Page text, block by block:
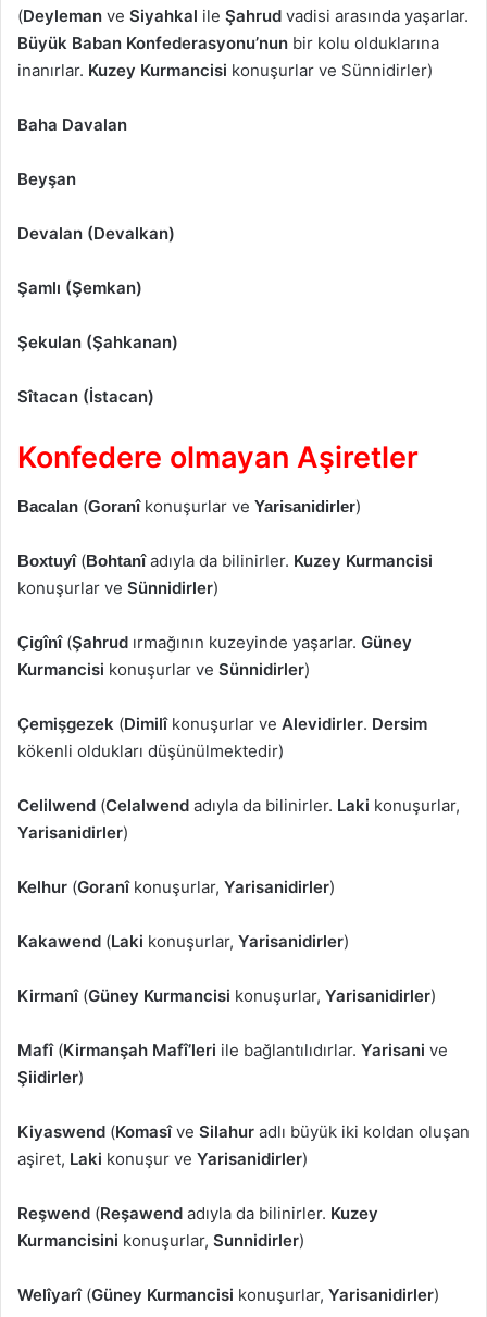
(Deyleman ve Siyahkal ile Şahrud vadisi arasında yaşarlar.
Büyük Baban Konfederasyonu’nun bir kolu olduklarına
inanırlar. Kuzey Kurmancisi konuşurlar ve Sünnidirler)
Baha Davalan
Beyşan
Devalan (Devalkan)
Şamlı (Şemkan)
Şekulan (Şahkanan)
Sîtacan (İstacan)
Konfedere olmayan Aşiretler
Bacalan (Goranî konuşurlar ve Yarisanidirler)
Boxtuyî (Bohtanîadıyla da bilinirler. Kuzey Kurmancisi
konuşurlar ve Sünnidirler)
Çigînî (Şahrud ırmağının kuzeyinde yaşarlar. Güney
Kurmancisi konuşurlar ve Sünnidirler)
Çemişgezek (Dimilî konuşurlar ve Alevidirler. Dersim
kökenli oldukları düşünülmektedir)
Celilwend (Celalwend adıyla da bilinirler. Laki konuşurlar,
Yarisanidirler)
Kelhur (Goranî konuşurlar, Yarisanidirler)
Kakawend (Laki konuşurlar, Yarisanidirler)
Kirmanî (Güney Kurmancisi konuşurlar, Yarisanidirler)
Mafî (Kirmanşah Mafî’leri ile bağlantılıdırlar. Yarisani ve
Şiidirler)
Kiyaswend (Komasîve Silahur adlı büyük iki koldan oluşan
aşiret, Laki konuşur ve Yarisanidirler)
Reşwend (Reşawend adıyla da bilinirler. Kuzey
Kurmancisini konuşurlar, Sunnidirler)
Welîyarî (Güney Kurmancisi konuşurlar, Yarisanidirler)